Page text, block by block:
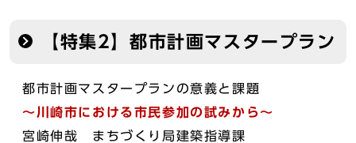
【特集2】都市計画マスタープラン
都市計画マスタープランの意義と課題
～川崎市における市民参加の試みから～
宮崎伸哉 まちづくり局建築指導課